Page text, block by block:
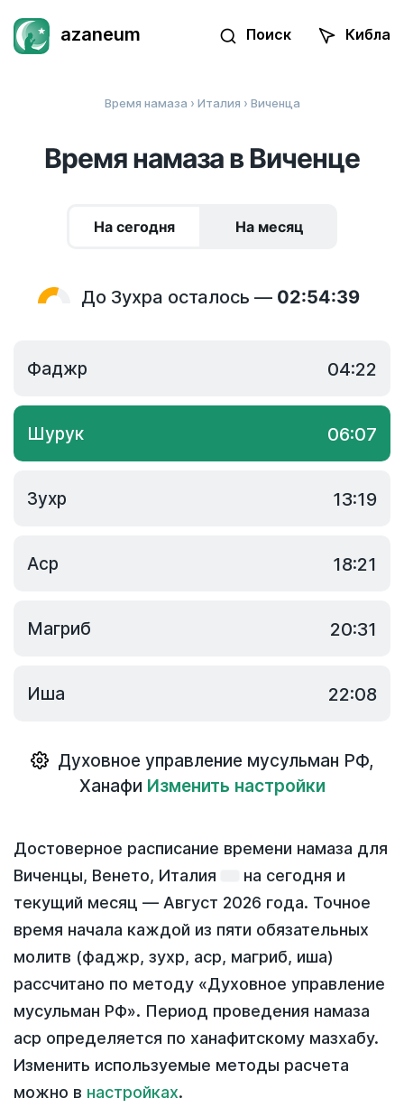
azaneum Поиск Кибла
Время намаза › Италия › Виченца
Время намаза в Виченце
На сегодня На месяц
До Зухра осталось — 02:54:39
Фаджр 04:22
Шурук 06:07
Зухр 13:19
Аср 18:21
Магриб 20:31
Иша 22:08
Духовное управление мусульман РФ,
Ханафи Изменить настройки
Достоверное расписание времени намаза для
Виченцы, Венето, Италия
на сегодня и
текущий месяц — Август 2026 года. Точное
время начала каждой из пяти обязательных
молитв (фаджр, зухр, аср, магриб, иша)
рассчитано по методу «Духовное управление
мусульман РФ». Период проведения намаза
аср определяется по ханафитскому мазхабу.
Изменить используемые методы расчета
можно в настройках.